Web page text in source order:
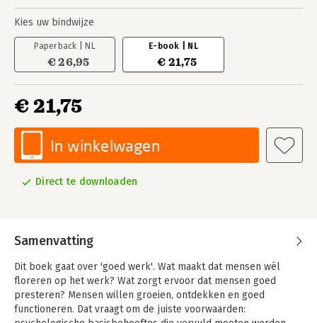
Kies uw bindwijze
Paperback | NL
€ 26,95
E-book | NL
€ 21,75
€ 21,75
In winkelwagen
Direct te downloaden
Samenvatting
Dit boek gaat over 'goed werk'. Wat maakt dat mensen wél
floreren op het werk? Wat zorgt ervoor dat mensen goed
presteren? Mensen willen groeien, ontdekken en goed
functioneren. Dat vraagt om de juiste voorwaarden: